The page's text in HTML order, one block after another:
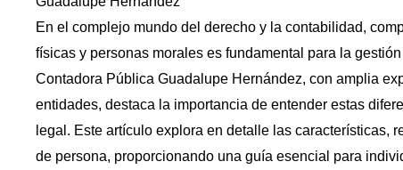
En el complejo mundo del derecho y la contabilidad,
físicas y personas morales es fundamental para la
Contadora Pública Guadalupe Hernández, con amplia
entidades, destaca la importancia de entender estas
legal. Este artículo explora en detalle las características,
de persona, proporcionando una guía esencial para